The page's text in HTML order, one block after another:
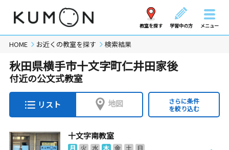
教室を探す 学習中の方 メニュー
HOME お近くの教室を探す 検索結果
秋田県横手市十文字町仁井田家後
付近の公文式教室
リスト 地図
さらに条件
を絞り込む
十文字南教室
月 火 水 木 金 土
日